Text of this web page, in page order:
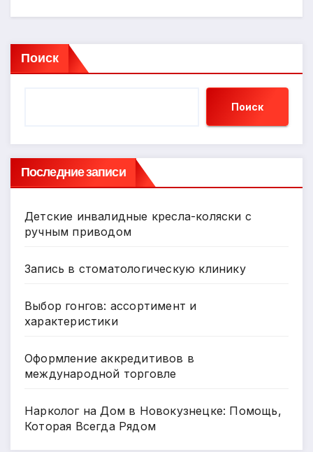
Поиск
Поиск
Последние записи
Детские инвалидные кресла-коляски с
ручным приводом
Запись в стоматологическую клинику
Выбор гонгов: ассортимент и
характеристики
Оформление аккредитивов в
международной торговле
Нарколог на Дом в Новокузнецке: Помощь,
Которая Всегда Рядом